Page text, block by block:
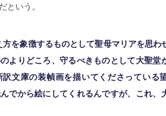
という。
を象徴するものとして聖母マリアを思わ
よりどころ、守るべきものとして大聖堂
文庫の装幀画を描いてくださっている
でから絵にしてくれるんですが、これ、